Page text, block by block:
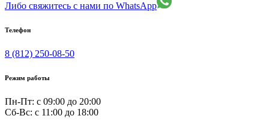
Либо свяжитесь с нами по WhatsApp
Телефон
8 (812) 250-08-50
Режим работы
Пн-Пт: с 09:00 до 20:00
Сб-Вс: c 11:00 до 18:00